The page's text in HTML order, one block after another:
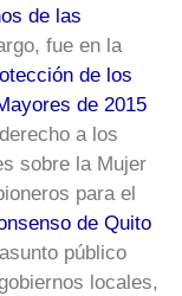
de las
fue en la
de los
de 2015
a los
sobre la Mujer
para el
de Quito
público
locales,